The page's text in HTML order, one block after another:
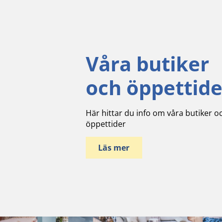
Våra butiker
och
Här hittar du info om våra butiker
öppettider
Läs mer